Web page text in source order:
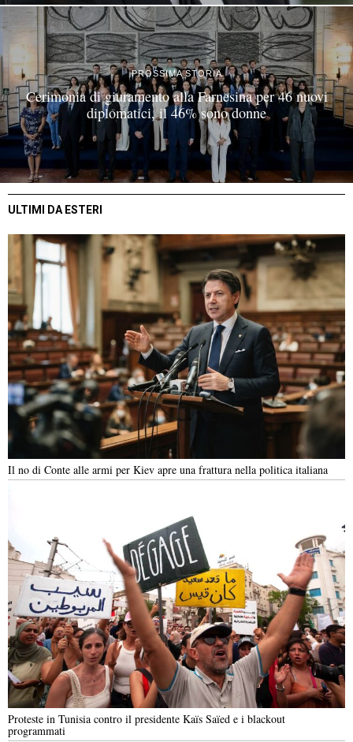
PROSSIMA STORIA
Cerimonia di giuramento alla Farnesina per 46 nuovi
diplomatici, il 46% sono donne
ULTIMI DA ESTERI
Il no di Conte alle armi per Kiev apre una frattura nella politica italiana
Proteste in Tunisia contro il presidente Kaïs Saïed e i blackout
programmati